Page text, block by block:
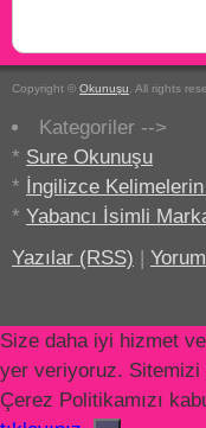
Copyright © Okunuşu . All rights
Kategoriler -->
* Sure Okunuşu
* İngilizce
* Yabancı İsimli
Yazılar (RSS) |
Size daha iyi hizmet
yer veriyoruz. Sitemizi
Çerez Politikamızı